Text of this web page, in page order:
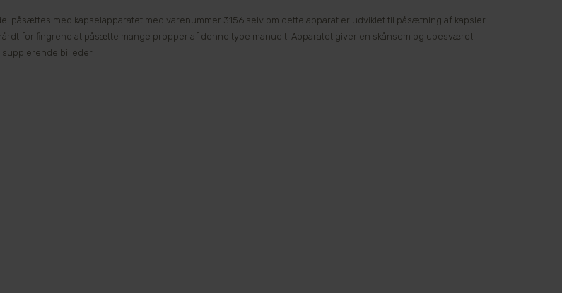
påsættes med kapselapparatet med varenummer 3156 selv om dette apparat er udviklet til påsætning af kapsler.
for fingrene at påsætte mange propper af denne type manuelt. Apparatet giver en skånsom og ubesværet
billeder.